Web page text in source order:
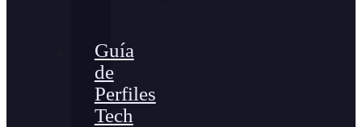
Guía
de
Perfiles
Tech